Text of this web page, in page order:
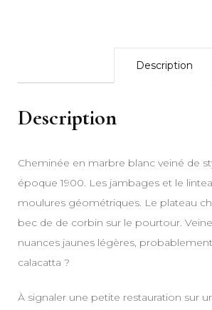
Description
Description
Cheminée en marbre blanc veiné de
époque 1900. Les jambages et le
moulures géométriques. Le plateau
bec de de corbin sur le pourtour.
nuances jaunes légères,
calacatta ?
À signaler une petite restauration sur